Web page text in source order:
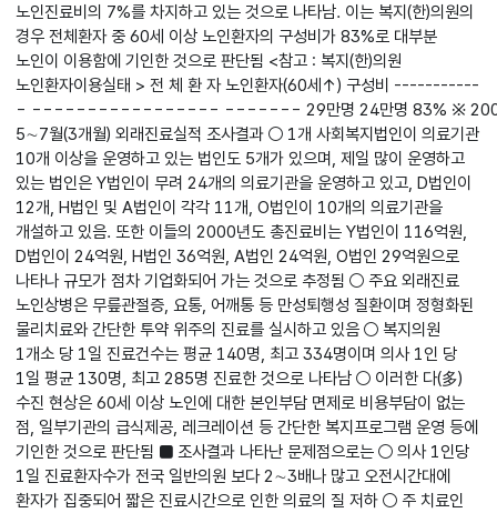
노인진료비의 7%를 차지하고 있는 것으로 나타남. 이는 복지(한)의원의
경우 전체환자 중 60세 이상 노인환자의 구성비가 83%로 대부분
노인이 이용함에 기인한 것으로 판단됨 <참고 : 복지(한)의원
노인환자이용실태 > 전 체 환 자 노인환자(60세↑) 구성비 -----------
- ----------------- ------- 29만명 24만명 83% ※
5∼7월(3개월) 외래진료실적 조사결과 ○ 1개 사회복지법인이 의료기관
10개 이상을 운영하고 있는 법인도 5개가 있으며, 제일 많이 운영하고
있는 법인은 Y법인이 무려 24개의 의료기관을 운영하고 있고, D법인이
12개, H법인 및 A법인이 각각 11개, O법인이 10개의 의료기관을
개설하고 있음. 또한 이들의 2000년도 총진료비는 Y법인이 116억원,
D법인이 24억원, H법인 36억원, A법인 24억원, O법인 29억원으로
나타나 규모가 점차 기업화되어 가는 것으로 추정됨 ○ 주요 외래진료
노인상병은 무릎관절증, 요통, 어깨통 등 만성퇴행성 질환이며 정형화된
물리치료와 간단한 투약 위주의 진료를 실시하고 있음 ○ 복지의원
1개소 당 1일 진료건수는 평균 140명, 최고 334명이며 의사 1인 당
1일 평균 130명, 최고 285명 진료한 것으로 나타남 ○ 이러한 다(多)
수진 현상은 60세 이상 노인에 대한 본인부담 면제로 비용부담이 없는
점, 일부기관의 급식제공, 레크레이션 등 간단한 복지프로그램 운영 등에
기인한 것으로 판단됨 ■ 조사결과 나타난 문제점으로는 ○ 의사 1인당
1일 진료환자수가 전국 일반의원 보다 2∼3배나 많고 오전시간대에
환자가 집중되어 짧은 진료시간으로 인한 의료의 질 저하 ○ 주 치료인